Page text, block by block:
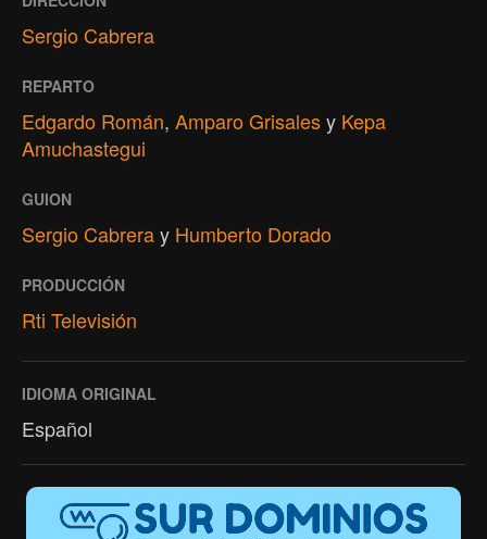
Sergio Cabrera
REPARTO
Edgardo Román, Amparo Grisalesy Kepa
Amuchastegui
GUION
Sergio Cabreray Humberto Dorado
PRODUCCIÓN
Rti Televisión
IDIOMA ORIGINAL
Español